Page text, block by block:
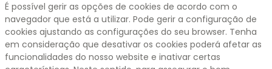
É possível gerir as opções de cookies de acordo com o
navegador que está a utilizar. Pode gerir a configuração de
cookies ajustando as configurações do seu browser. Tenha
em consideração que desativar os cookies poderá afetar as
funcionalidades do nosso website e inativar certas